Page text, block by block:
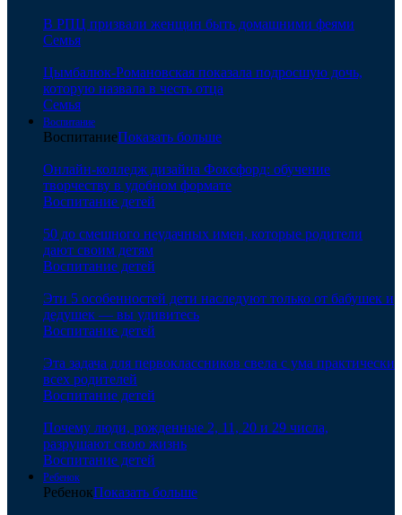
В РПЦ призвали женщин быть домашними феями
Семья
Цымбалюк-Романовская показала подросшую дочь,
которую назвала в честь отца
Семья
Воспитание
ВоспитаниеПоказать больше
Онлайн-колледж дизайна Фоксфорд: обучение
творчеству в удобном формате
Воспитание детей
50 до смешного неудачных имен, которые родители
дают своим детям
Воспитание детей
Эти 5 особенностей дети наследуют только от бабушек и
дедушек — вы удивитесь
Воспитание детей
Эта задача для первоклассников свела с ума практически
всех родителей
Воспитание детей
Почему люди, рожденные 2, 11, 20 и 29 числа,
разрушают свою жизнь
Воспитание детей
Ребенок
РебенокПоказать больше